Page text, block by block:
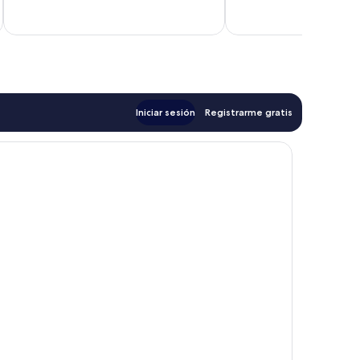
Iniciar sesión Registrarme gratis